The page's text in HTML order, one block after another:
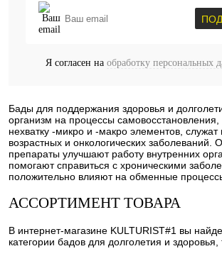
Я согласен на обработку персональных
Бады для поддержания здоровья и
организм на процессы
нехватку -микро и -макро элементов,
возрастных и онкологических
препараты улучшают работу внутренних
помогают справиться с хроническими
положительно влияют на обменные
АССОРТИМЕНТ ТОВАРА
В интернет-магазине KULTURIST#1 вы
категории бадов для долголетия и здоровья,